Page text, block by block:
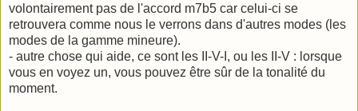
volontairement pas de l'accord m7b5 car celui-ci se
retrouvera comme nous le verrons dans d'autres modes (les
modes de la gamme mineure).
- autre chose qui aide, ce sont les II-V-I, ou les II-V : lorsque
vous en voyez un, vous pouvez être sûr de la tonalité du
moment.